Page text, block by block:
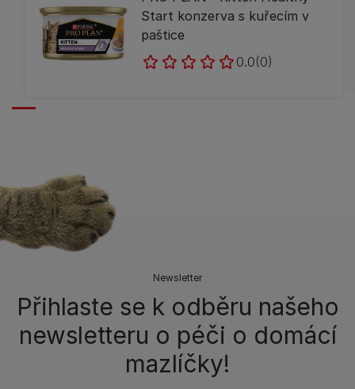
Start konzerva s kuřecím v
paštice
0.0(0)
Newsletter
Přihlaste se k odběru našeho
newsletteru o péči o domácí
mazlíčky!